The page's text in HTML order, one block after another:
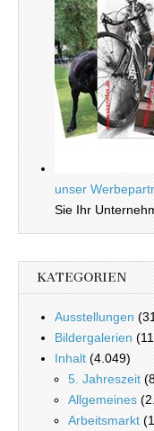
unser
Sie Ihr
KATEGORIEN
Ausstellungen
Bildergalerien
Inhalt (4.049)
5. Jahreszeit
Allgemeines
Arbeitsmarkt